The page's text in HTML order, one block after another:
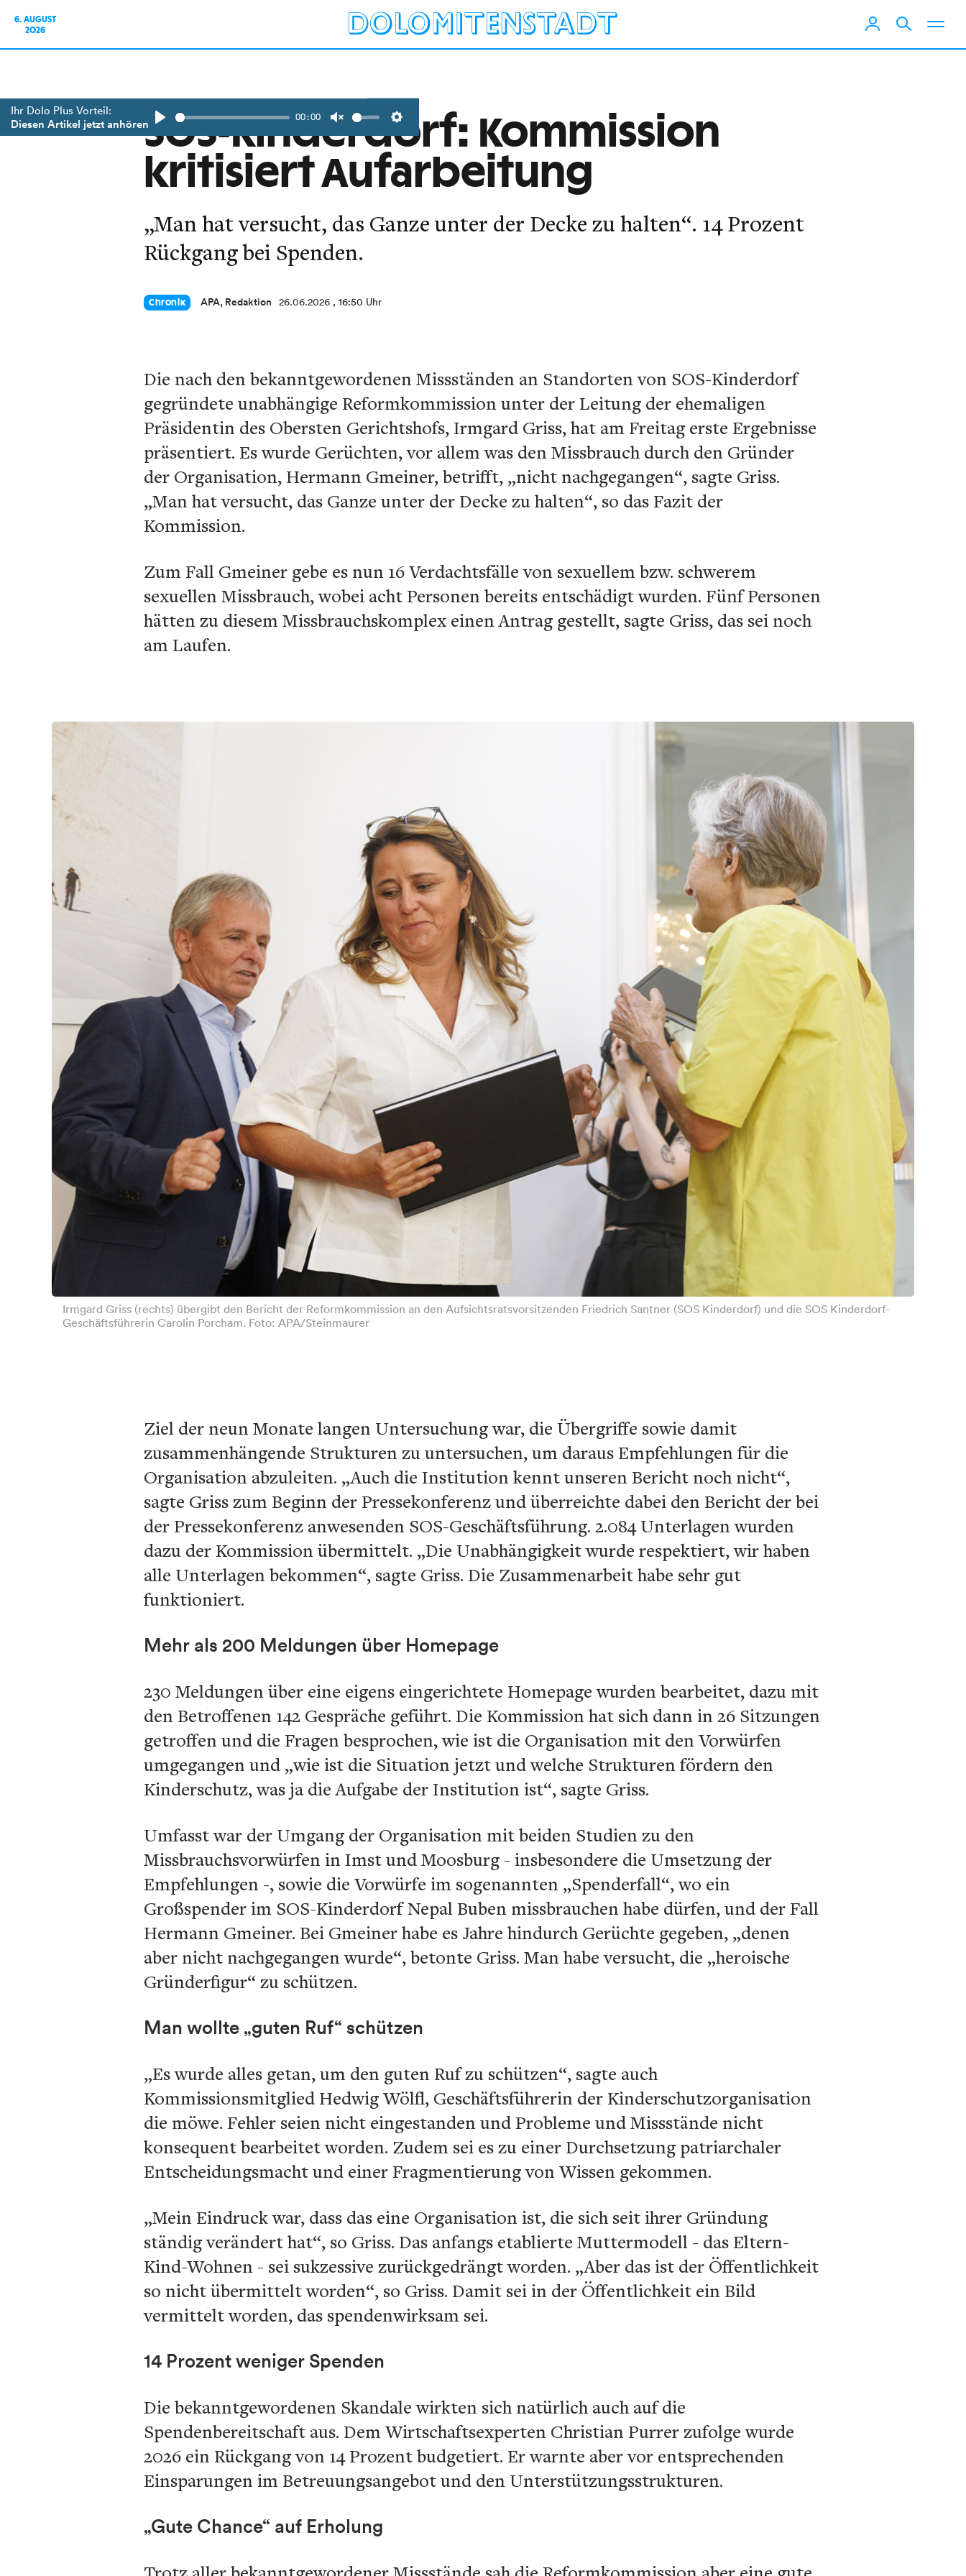
6. AUGUST
2026
Ihr Dolo Plus Vorteil:
Diesen Artikel jetzt anhören 00:00
Settings
SOS-Kinderdorf: Kommission
kritisiert Aufarbeitung
„Man hat versucht, das Ganze unter der Decke zu halten“. 14 Prozent
Rückgang bei Spenden.
Chronik APA, Redaktion 26.06.2026 , 16:50 Uhr
Die nach den bekanntgewordenen Missständen an Standorten von SOS-Kinderdorf
gegründete unabhängige Reformkommission unter der Leitung der ehemaligen
Präsidentin des Obersten Gerichtshofs, Irmgard Griss, hat am Freitag erste Ergebnisse
präsentiert. Es wurde Gerüchten, vor allem was den Missbrauch durch den Gründer
der Organisation, Hermann Gmeiner, betrifft, „nicht nachgegangen“, sagte Griss.
„Man hat versucht, das Ganze unter der Decke zu halten“, so das Fazit der
Kommission.
Zum Fall Gmeiner gebe es nun 16 Verdachtsfälle von sexuellem bzw. schwerem
sexuellen Missbrauch, wobei acht Personen bereits entschädigt wurden. Fünf Personen
hätten zu diesem Missbrauchskomplex einen Antrag gestellt, sagte Griss, das sei noch
am Laufen.
Irmgard Griss (rechts) übergibt den Bericht der Reformkommission an den Aufsichtsratsvorsitzenden Friedrich Santner (SOS Kinderdorf) und die SOS Kinderdorf-
Geschäftsführerin Carolin Porcham. Foto: APA/Steinmaurer
Ziel der neun Monate langen Untersuchung war, die Übergriffe sowie damit
zusammenhängende Strukturen zu untersuchen, um daraus Empfehlungen für die
Organisation abzuleiten. „Auch die Institution kennt unseren Bericht noch nicht“,
sagte Griss zum Beginn der Pressekonferenz und überreichte dabei den Bericht der bei
der Pressekonferenz anwesenden SOS-Geschäftsführung. 2.084 Unterlagen wurden
dazu der Kommission übermittelt. „Die Unabhängigkeit wurde respektiert, wir haben
alle Unterlagen bekommen“, sagte Griss. Die Zusammenarbeit habe sehr gut
funktioniert.
Mehr als 200 Meldungen über Homepage
230 Meldungen über eine eigens eingerichtete Homepage wurden bearbeitet, dazu mit
den Betroffenen 142 Gespräche geführt. Die Kommission hat sich dann in 26 Sitzungen
getroffen und die Fragen besprochen, wie ist die Organisation mit den Vorwürfen
umgegangen und „wie ist die Situation jetzt und welche Strukturen fördern den
Kinderschutz, was ja die Aufgabe der Institution ist“, sagte Griss.
Umfasst war der Umgang der Organisation mit beiden Studien zu den
Missbrauchsvorwürfen in Imst und Moosburg - insbesondere die Umsetzung der
Empfehlungen -, sowie die Vorwürfe im sogenannten „Spenderfall“, wo ein
Großspender im SOS-Kinderdorf Nepal Buben missbrauchen habe dürfen, und der Fall
Hermann Gmeiner. Bei Gmeiner habe es Jahre hindurch Gerüchte gegeben, „denen
aber nicht nachgegangen wurde“, betonte Griss. Man habe versucht, die „heroische
Gründerfigur“ zu schützen.
Man wollte „guten Ruf“ schützen
„Es wurde alles getan, um den guten Ruf zu schützen“, sagte auch
Kommissionsmitglied Hedwig Wölfl, Geschäftsführerin der Kinderschutzorganisation
die möwe. Fehler seien nicht eingestanden und Probleme und Missstände nicht
konsequent bearbeitet worden. Zudem sei es zu einer Durchsetzung patriarchaler
Entscheidungsmacht und einer Fragmentierung von Wissen gekommen.
„Mein Eindruck war, dass das eine Organisation ist, die sich seit ihrer Gründung
ständig verändert hat“, so Griss. Das anfangs etablierte Muttermodell - das Eltern-
Kind-Wohnen - sei sukzessive zurückgedrängt worden. „Aber das ist der Öffentlichkeit
so nicht übermittelt worden“, so Griss. Damit sei in der Öffentlichkeit ein Bild
vermittelt worden, das spendenwirksam sei.
14 Prozent weniger Spenden
Die bekanntgewordenen Skandale wirkten sich natürlich auch auf die
Spendenbereitschaft aus. Dem Wirtschaftsexperten Christian Purrer zufolge wurde
2026 ein Rückgang von 14 Prozent budgetiert. Er warnte aber vor entsprechenden
Einsparungen im Betreuungsangebot und den Unterstützungsstrukturen.
„Gute Chance“ auf Erholung